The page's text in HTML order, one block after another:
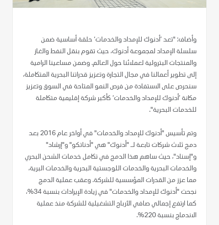
وأضاف: "تعد ’أدنوك للإمداد والخدمات‘ حلقة أساسية ضمن
سلسلة الإمداد لمجموعة أدنوك، حيث تقوم بنقل النفط والغاز
والمنتجات البترولية لعملائنا حول العالم. وضمن مساعينا الرامية
إلى تطوير أعمالنا في مجال التجارة وتعزيز قدراتنا البحرية المتكاملة،
سنحرص على الاستفادة من فرص النمو المتاحة في السوق وتعزيز
مكانة ’أدنوك للإمداد والخدمات‘ كأكبر شركة إقليمية متكاملة
للخدمات البحرية".
وتم تأسيس "أدنوك للإمداد والخدمات" في أواخر عام 2016 بعد
دمج ثلاث شركات تابعة لـ "أدنوك" هي "أدناتكو" و"إرشاد"
و"إسناد"، حيث ساهم هذا الدمج في تكامل خدمات الشحن البحري
والخدمات البحرية والخدمات اللوجستية البحرية والخدمات البرية،
مما عزز من القدرات المؤسسية للشركة. وعقب عملية الدمج
نجحت "أدنوك للإمداد والخدمات" في زيادة الإيرادات بنسبة 34%،
كما ارتفع إجمالي صافي الأرباح التشغيلية للشركة منذ عملية
الاندماج بنسبة 220%.